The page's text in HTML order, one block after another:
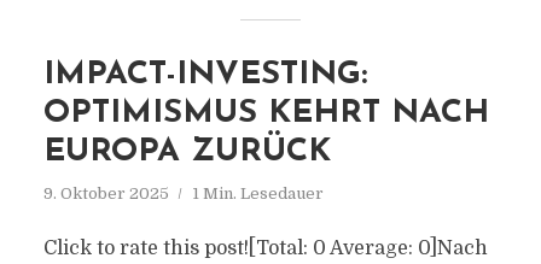
IMPACT-INVESTING:
OPTIMISMUS KEHRT NACH
EUROPA ZURÜCK
9. Oktober 2025 1 Min. Lesedauer
Click to rate this post![Total: 0 Average: 0]Nach